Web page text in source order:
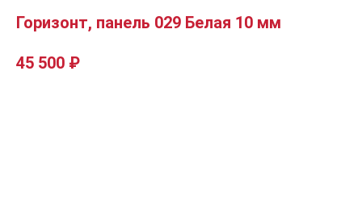
Горизонт, панель 029 Белая 10 мм
45 500 ₽